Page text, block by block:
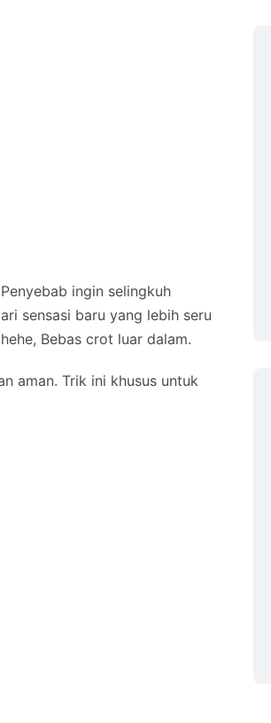
ingin selingkuh
sensasi baru yang lebih seru
Bebas crot luar dalam.
aman. Trik ini khusus untuk